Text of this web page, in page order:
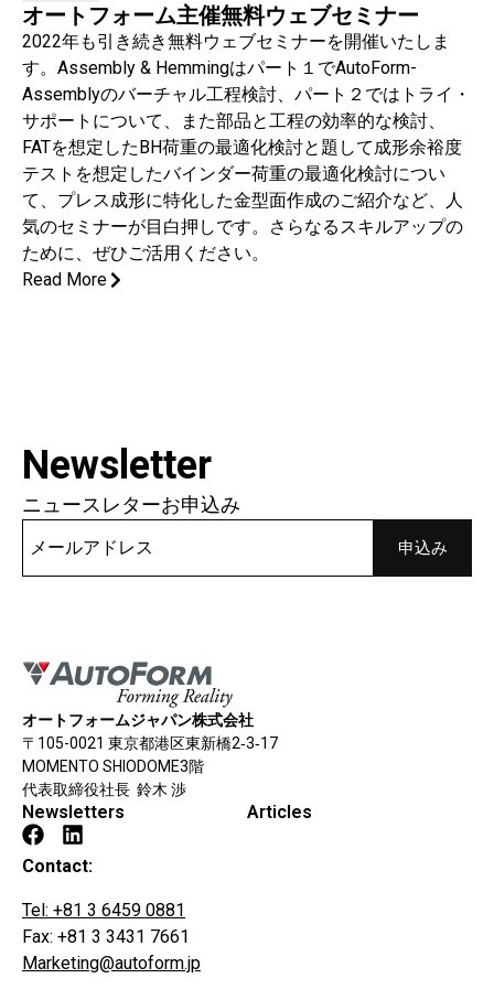
オートフォーム主催無料ウェブセミナー
2022年も引き続き無料ウェブセミナーを開催いたしま
す。Assembly & Hemmingはパート１でAutoForm-
Assemblyのバーチャル工程検討、パート２ではトライ・
サポートについて、また部品と工程の効率的な検討、
FATを想定したBH荷重の最適化検討と題して成形余裕度
テストを想定したバインダー荷重の最適化検討につい
て、プレス成形に特化した金型面作成のご紹介など、人
気のセミナーが目白押しです。さらなるスキルアップの
ために、ぜひご活用ください。
Read More
Newsletter
ニュースレターお申込み
オートフォームジャパン株式会社
〒105-0021 東京都港区東新橋2‐3‐17
MOMENTO SHIODOME3階
代表取締役社長 鈴木 渉
Newsletters Articles
Contact:
Tel: +81 3 6459 0881
Fax: +81 3 3431 7661
Marketing@autoform.jp